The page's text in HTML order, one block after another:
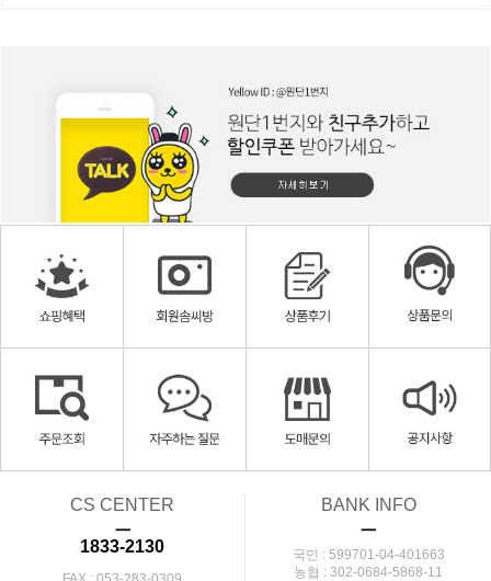
CS CENTER
ㅡ
1833-2130
BANK INFO
ㅡ
국민 : 599701-04-401663
농협 : 302-0684-5868-11